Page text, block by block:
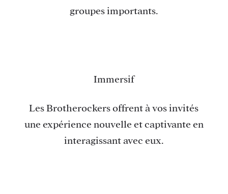
groupes importants.
Immersif
Les Brotherockers offrent à vos invités
une expérience nouvelle et captivante en
interagissant avec eux.